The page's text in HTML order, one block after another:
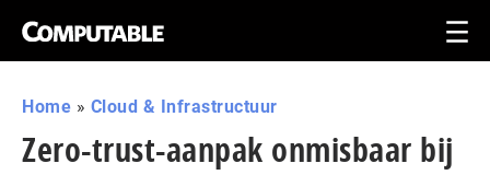
Home » Cloud & Infrastructuur
Zero-trust-aanpak onmisbaar bij